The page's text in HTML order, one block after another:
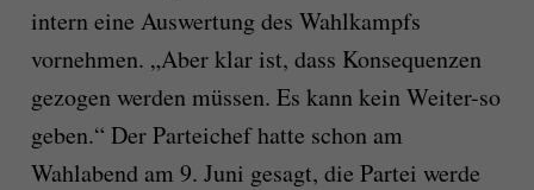
intern eine Auswertung des Wahlkampfs
vornehmen. „Aber klar ist, dass Konsequenzen
gezogen werden müssen. Es kann kein Weiter-so
geben.“ Der Parteichef hatte schon am
Wahlabend am 9. Juni gesagt, die Partei werde